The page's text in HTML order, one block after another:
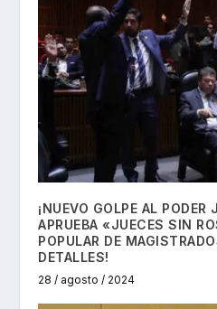
¡NUEVO GOLPE AL
APRUEBA «JUECES SIN
POPULAR DE
DETALLES!
28 / agosto / 2024